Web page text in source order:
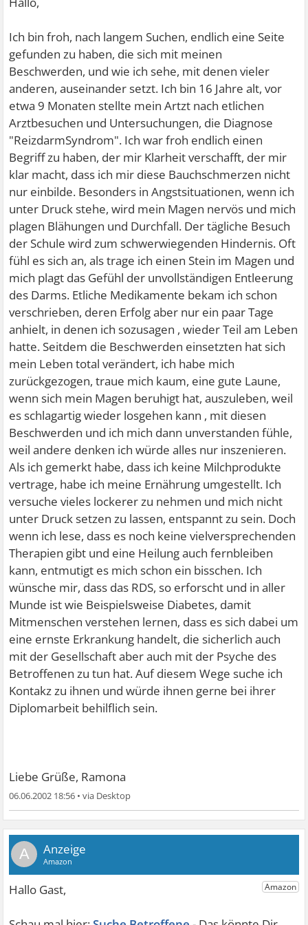
Ich bin froh, nach langem Suchen, endlich eine Seite
gefunden zu haben, die sich mit meinen
Beschwerden, und wie ich sehe, mit denen vieler
anderen, auseinander setzt. Ich bin 16 Jahre alt, vor
etwa 9 Monaten stellte mein Artzt nach etlichen
Arztbesuchen und Untersuchungen, die Diagnose
"ReizdarmSyndrom". Ich war froh endlich einen
Begriff zu haben, der mir Klarheit verschafft, der mir
klar macht, dass ich mir diese Bauchschmerzen nicht
nur einbilde. Besonders in Angstsituationen, wenn ich
unter Druck stehe, wird mein Magen nervös und mich
plagen Blähungen und Durchfall. Der tägliche Besuch
der Schule wird zum schwerwiegenden Hindernis. Oft
fühl es sich an, als trage ich einen Stein im Magen und
mich plagt das Gefühl der unvollständigen Entleerung
des Darms. Etliche Medikamente bekam ich schon
verschrieben, deren Erfolg aber nur ein paar Tage
anhielt, in denen ich sozusagen , wieder Teil am Leben
hatte. Seitdem die Beschwerden einsetzten hat sich
mein Leben total verändert, ich habe mich
zurückgezogen, traue mich kaum, eine gute Laune,
wenn sich mein Magen beruhigt hat, auszuleben, weil
es schlagartig wieder losgehen kann , mit diesen
Beschwerden und ich mich dann unverstanden fühle,
weil andere denken ich würde alles nur inszenieren.
Als ich gemerkt habe, dass ich keine Milchprodukte
vertrage, habe ich meine Ernährung umgestellt. Ich
versuche vieles lockerer zu nehmen und mich nicht
unter Druck setzen zu lassen, entspannt zu sein. Doch
wenn ich lese, dass es noch keine vielversprechenden
Therapien gibt und eine Heilung auch fernbleiben
kann, entmutigt es mich schon ein bisschen. Ich
wünsche mir, dass das RDS, so erforscht und in aller
Munde ist wie Beispielsweise Diabetes, damit
Mitmenschen verstehen lernen, dass es sich dabei um
eine ernste Erkrankung handelt, die sicherlich auch
mit der Gesellschaft aber auch mit der Psyche des
Betroffenen zu tun hat. Auf diesem Wege suche ich
Kontakz zu ihnen und würde ihnen gerne bei ihrer
Diplomarbeit behilflich sein.
Liebe Grüße, Ramona
06.06.2002 18:56 •
A